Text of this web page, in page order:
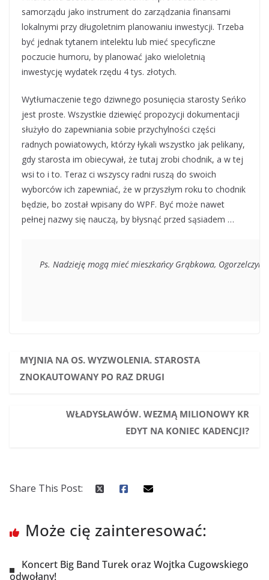
samorządu jako instrument do zarządzania finansami
lokalnymi przy długoletnim planowaniu inwestycji. Trzeba
być jednak tytanem intelektu lub mieć specyficzne
poczucie humoru, by planować jako wieloletnią
inwestycję wydatek rzędu 4 tys. złotych.
Wytłumaczenie tego dziwnego posunięcia starosty Seńko
jest proste. Wszystkie dziewięć propozycji dokumentacji
służyło do zapewniania sobie przychylności części
radnych powiatowych, którzy łykali wszystko jak pelikany,
gdy starosta im obiecywał, że tutaj zrobi chodnik, a w tej
wsi to i to. Teraz ci wszyscy radni ruszą do swoich
wyborców ich zapewniać, że w przyszłym roku to chodnik
będzie, bo został wpisany do WPF. Być może nawet
pełnej nazwy się nauczą, by błysnąć przed sąsiadem …
Ps. Nadzieję mogą mieć mieszkańcy Grąbkowa,
MYJNIA NA OS. WYZWOLENIA. STAROSTA
ZNOKAUTOWANY PO RAZ DRUGI
WŁADYSŁAWÓW. WEZMĄ MILIONOWY KR
EDYT NA KONIEC KADENCJI?
Share This Post:
Może cię zainteresować:
Koncert Big Band Turek oraz Wojtka Cugowskiego
odwołany!